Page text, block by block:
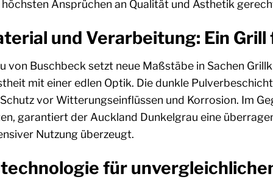
Ansprüchen an Qualität und Ästhetik
und Verarbeitung: Ein
von Buschbeck setzt neue Maßstäbe in Sachen
mit einer edlen Optik. Die dunkle
vor Witterungseinflüssen und Korrosion. Im
garantiert der Auckland Dunkelgrau eine
Nutzung überzeugt.
für